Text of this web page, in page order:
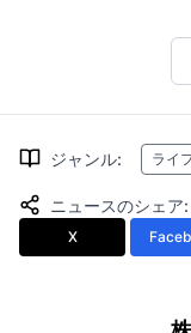
ジャンル: ライ
ニュースのシェア:
X